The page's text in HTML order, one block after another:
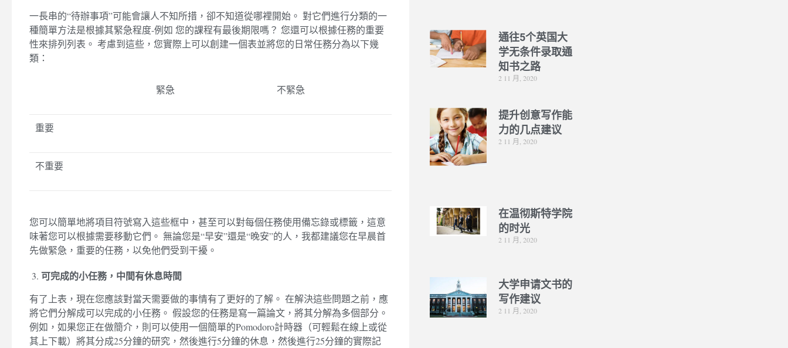
一長串的“待辦事項”可能會讓人不知所措，卻不知道從哪裡開始。 對它們進行分類的一
種簡單方法是根據其緊急程度-例如 您的課程有最後期限嗎？ 您還可以根據任務的重要
性來排列列表。 考慮到這些，您實際上可以創建一個表並將您的日常任務分為以下幾
類：
緊急 不緊急
重要
不重要
您可以簡單地將項目符號寫入這些框中，甚至可以對每個任務使用備忘錄或標籤，這意
味著您可以根據需要移動它們。 無論您是“早安”還是“晚安”的人，我都建議您在早晨首
先做緊急，重要的任務，以免他們受到干擾。
可完成的小任務，中間有休息時間
有了上表，現在您應該對當天需要做的事情有了更好的了解。 在解決這些問題之前，應
將它們分解成可以完成的小任務。 假設您的任務是寫一篇論文，將其分解為多個部分。
例如，如果您正在做簡介，則可以使用一個簡單的Pomodoro計時器（可輕鬆在線上或從
其上下載）將其分成25分鐘的研究，然後進行5分鐘的休息，然後進行25分鐘的實際記
通往5个英国大
学无条件录取通
知书之路
2 11 月, 2020
提升创意写作能
力的几点建议
2 11 月, 2020
在温彻斯特学院
的时光
2 11 月, 2020
大学申请文书的
写作建议
2 11 月, 2020